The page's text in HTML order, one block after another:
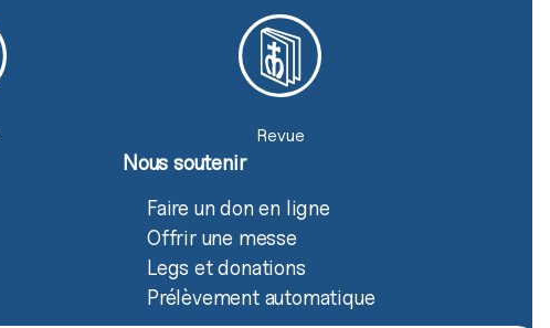
Revue
Nous soutenir
Faire un don en ligne
Offrir une messe
Legs et donations
Prélèvement automatique